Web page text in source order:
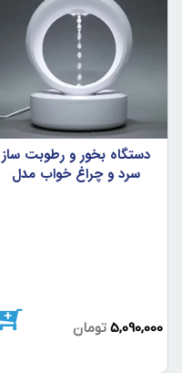
دستگاه بخور و رطوبت ساز
سرد و چراغ خواب مدل
5,090,000 تومان